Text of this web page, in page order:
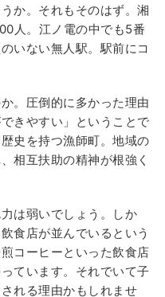
か。それもそのはず。湘
人。江ノ電の中でも5番
いない無人駅。駅前にコ
。圧倒的に多かった理由
きやすい」ということで
史を持つ漁師町。地域の
相互扶助の精神が根強く
は弱いでしょう。しか
食店が並んでいるという
コーヒーといった飲食店
ています。それでいて子
れる理由かもしれませ